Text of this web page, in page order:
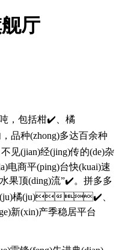
厅
柑✔️、橘
种(zhong)多达百余种
不见(jian)经(jing)传的(de)杂
电商平(ping)台快(kuai)速
流”✔️。拼多多
(ju)橘(ju)✔️、
新(xin)产季稳居平台